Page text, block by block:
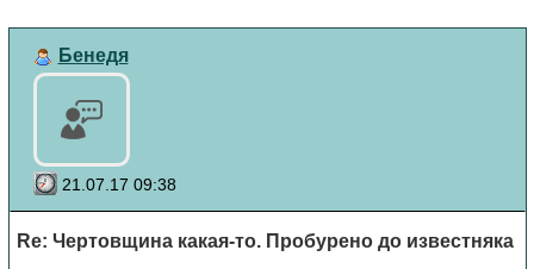
Бенедя
21.07.17 09:38
Re: Чертовщина какая-то. Пробурено до известняка